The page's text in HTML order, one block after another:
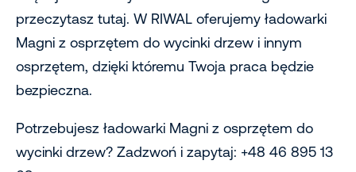
przeczytasz tutaj. W RIWAL oferujemy ładowarki
Magni z osprzętem do wycinki drzew i innym
osprzętem, dzięki któremu Twoja praca będzie
bezpieczna.
Potrzebujesz ładowarki Magni z osprzętem do
wycinki drzew? Zadzwoń i zapytaj: +48 46 895 13